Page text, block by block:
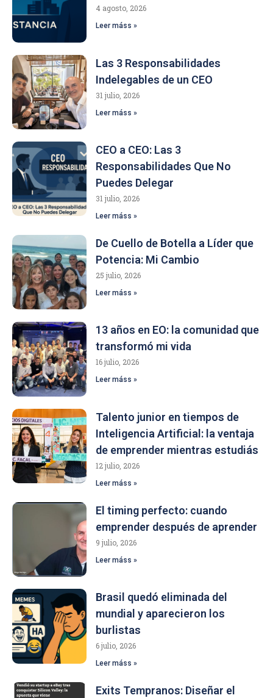
4 agosto, 2026
Leer máss »
Las 3 Responsabilidades
Indelegables de un CEO
31 julio, 2026
Leer máss »
CEO a CEO: Las 3
Responsabilidades Que No
Puedes Delegar
31 julio, 2026
Leer máss »
De Cuello de Botella a Líder que
Potencia: Mi Cambio
25 julio, 2026
Leer máss »
13 años en EO: la comunidad que
transformó mi vida
16 julio, 2026
Leer máss »
Talento junior en tiempos de
Inteligencia Artificial: la ventaja
de emprender mientras estudiás
12 julio, 2026
Leer máss »
El timing perfecto: cuando
emprender después de aprender
9 julio, 2026
Leer máss »
Brasil quedó eliminada del
mundial y aparecieron los
burlistas
6 julio, 2026
Leer máss »
Exits Tempranos: Diseñar el